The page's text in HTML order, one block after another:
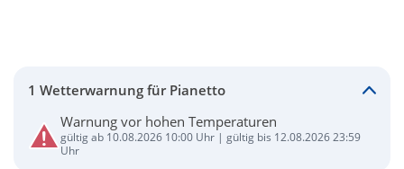
1 Wetterwarnung für Pianetto
Warnung vor hohen Temperaturen
gültig ab 10.08.2026 10:00 Uhr | gültig bis 12.08.2026 23:59
Uhr